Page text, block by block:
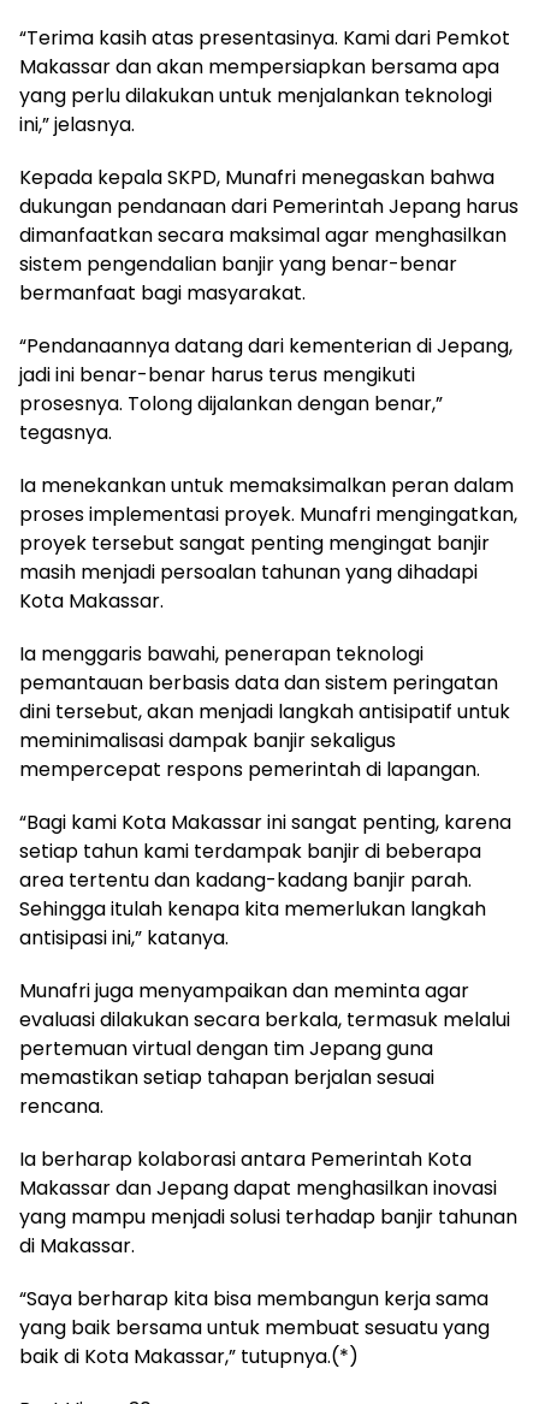
“Terima kasih atas presentasinya. Kami dari Pemkot
Makassar dan akan mempersiapkan bersama apa
yang perlu dilakukan untuk menjalankan teknologi
ini,” jelasnya.
Kepada kepala SKPD, Munafri menegaskan bahwa
dukungan pendanaan dari Pemerintah Jepang harus
dimanfaatkan secara maksimal agar menghasilkan
sistem pengendalian banjir yang benar-benar
bermanfaat bagi masyarakat.
“Pendanaannya datang dari kementerian di Jepang,
jadi ini benar-benar harus terus mengikuti
prosesnya. Tolong dijalankan dengan benar,”
tegasnya.
Ia menekankan untuk memaksimalkan peran dalam
proses implementasi proyek. Munafri mengingatkan,
proyek tersebut sangat penting mengingat banjir
masih menjadi persoalan tahunan yang dihadapi
Kota Makassar.
Ia menggaris bawahi, penerapan teknologi
pemantauan berbasis data dan sistem peringatan
dini tersebut, akan menjadi langkah antisipatif untuk
meminimalisasi dampak banjir sekaligus
mempercepat respons pemerintah di lapangan.
“Bagi kami Kota Makassar ini sangat penting, karena
setiap tahun kami terdampak banjir di beberapa
area tertentu dan kadang-kadang banjir parah.
Sehingga itulah kenapa kita memerlukan langkah
antisipasi ini,” katanya.
Munafri juga menyampaikan dan meminta agar
evaluasi dilakukan secara berkala, termasuk melalui
pertemuan virtual dengan tim Jepang guna
memastikan setiap tahapan berjalan sesuai
rencana.
Ia berharap kolaborasi antara Pemerintah Kota
Makassar dan Jepang dapat menghasilkan inovasi
yang mampu menjadi solusi terhadap banjir tahunan
di Makassar.
“Saya berharap kita bisa membangun kerja sama
yang baik bersama untuk membuat sesuatu yang
baik di Kota Makassar,” tutupnya.(*)